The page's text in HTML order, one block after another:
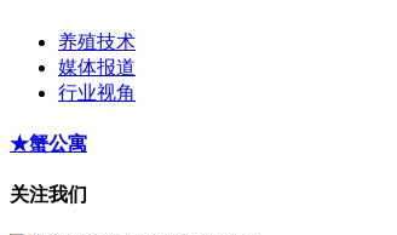
养殖技术
媒体报道
行业视角
★蟹公寓
关注我们